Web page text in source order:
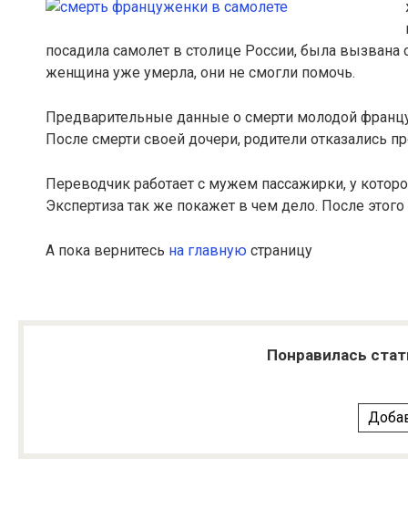
посадила самолет в столице России, была
женщина уже умерла, они не смогли помочь.
Предварительные данные о смерти молодой
После смерти своей дочери, родители отказались
Переводчик работает с мужем пассажирки, у
Экспертиза так же покажет в чем дело. После
А пока вернитесь на главную страницу
Понравилась